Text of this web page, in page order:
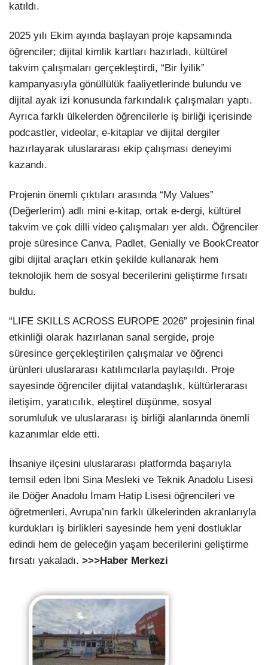
katıldı.
2025 yılı Ekim ayında başlayan proje kapsamında
öğrenciler; dijital kimlik kartları hazırladı, kültürel
takvim çalışmaları gerçekleştirdi, “Bir İyilik”
kampanyasıyla gönüllülük faaliyetlerinde bulundu ve
dijital ayak izi konusunda farkındalık çalışmaları yaptı.
Ayrıca farklı ülkelerden öğrencilerle iş birliği içerisinde
podcastler, videolar, e-kitaplar ve dijital dergiler
hazırlayarak uluslararası ekip çalışması deneyimi
kazandı.
Projenin önemli çıktıları arasında “My Values”
(Değerlerim) adlı mini e-kitap, ortak e-dergi, kültürel
takvim ve çok dilli video çalışmaları yer aldı. Öğrenciler
proje süresince Canva, Padlet, Genially ve BookCreator
gibi dijital araçları etkin şekilde kullanarak hem
teknolojik hem de sosyal becerilerini geliştirme fırsatı
buldu.
“LIFE SKILLS ACROSS EUROPE 2026” projesinin final
etkinliği olarak hazırlanan sanal sergide, proje
süresince gerçekleştirilen çalışmalar ve öğrenci
ürünleri uluslararası katılımcılarla paylaşıldı. Proje
sayesinde öğrenciler dijital vatandaşlık, kültürlerarası
iletişim, yaratıcılık, eleştirel düşünme, sosyal
sorumluluk ve uluslararası iş birliği alanlarında önemli
kazanımlar elde etti.
İhsaniye ilçesini uluslararası platformda başarıyla
temsil eden İbni Sina Mesleki ve Teknik Anadolu Lisesi
ile Döğer Anadolu İmam Hatip Lisesi öğrencileri ve
öğretmenleri, Avrupa’nın farklı ülkelerinden akranlarıyla
kurdukları iş birlikleri sayesinde hem yeni dostluklar
edindi hem de geleceğin yaşam becerilerini geliştirme
fırsatı yakaladı. >>>Haber Merkezi